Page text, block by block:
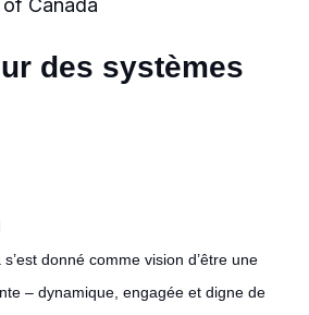
of Canada
des systèmes
donné comme vision d’être une
– dynamique, engagée et digne de